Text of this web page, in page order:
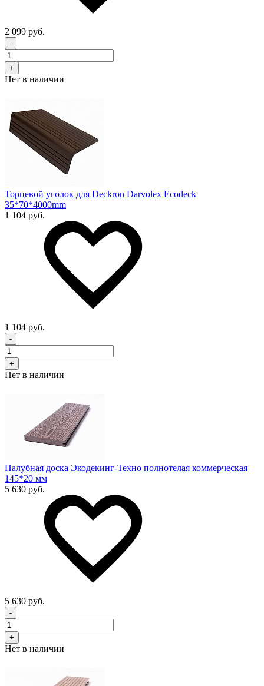
2 099 руб.
-
+
Нет в наличии
Торцевой уголок для Deckron Darvolex Ecodeck
35*70*4000mm
1 104 руб.
1 104 руб.
-
+
Нет в наличии
Палубная доска Экодекинг-Техно полнотелая коммерческая
145*20 мм
5 630 руб.
5 630 руб.
-
+
Нет в наличии